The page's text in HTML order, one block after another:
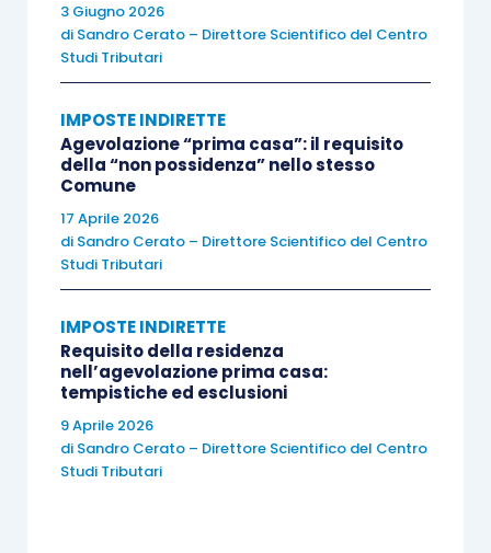
essendo previste limitazioni di sorta (al
contrario di quanto disposto in tema di
agevolazioni prima casa) la possibilità di
avvalersi della nuova disciplina può
riguardareancheabitazioniqualificabili
di “lusso”ea prescindere dal numero di
unitàoggetto dell’atto di trasferimento;
alle“relative pertinenze”;nonessendo
previste limitazioni di sorta
prima casa, la cui applicabilità è, invece,
limitata alle sole pertinenze, una per
categoria, classificate o classificabili
nelle categorie catastali C/2, C/6 e C/7) la
disciplina deve ritenersi
3 Giugno 2026
di Sandro Cerato – Direttore Scientifico del Centro
Studi Tributari
IMPOSTE INDIRETTE
Agevolazione “prima casa”: il requisito
della “non possidenza” nello stesso
Comune
17 Aprile 2026
di Sandro Cerato – Direttore Scientifico del Centro
Studi Tributari
IMPOSTE INDIRETTE
Requisito della residenza
nell’agevolazione prima casa:
tempistiche ed esclusioni
9 Aprile 2026
di Sandro Cerato – Direttore Scientifico del Centro
Studi Tributari